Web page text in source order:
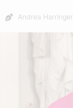
Autor:
Andrea Harringer